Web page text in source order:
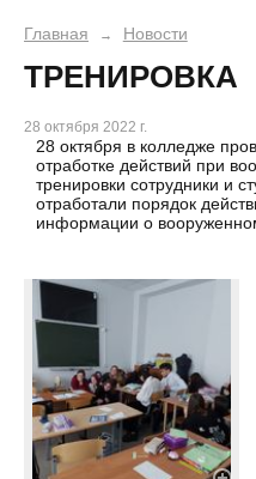
Главная → Новости
ТРЕНИРОВКА
28 октября 2022 г.
28 октября в колледже
отработке действий при
тренировки сотрудники и
отработали порядок
информации о